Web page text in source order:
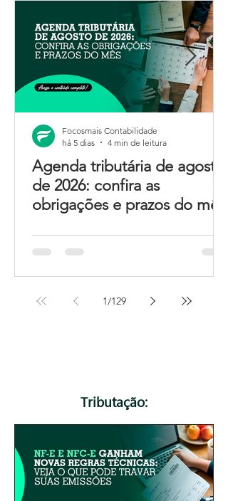
Agenda tributária de agosto
de 2026: confira as
obrigações e prazos do mês
Focosmais Contabilidade
há 5 dias
4 min de leitura
1/129
Tributação: